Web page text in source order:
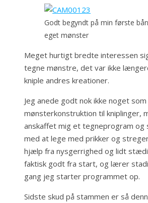
Godt begyndt på min første
eget mønster
Meget hurtigt bredte interessen
tegne mønstre, det var ikke
kniple andres kreationer.
Jeg anede godt nok ikke noget
mønsterkonstruktion til kniplinger,
anskaffet mig et tegneprogram og
med at lege med prikker og
hjælp fra nysgerrighed og lidt
faktisk godt fra start, og lærer
gang jeg starter programmet op.
Sidste skud på stammen er så